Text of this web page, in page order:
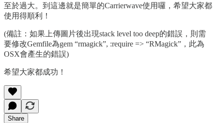
至於過大。到這邊就是簡單的Carrierwave使用囉，希望大家都
使用得順利！
(備註：如果上傳圖片後出現stack level too deep的錯誤，則需
要修改Gemfile為gem “rmagick”, :require => “RMagick”，此為
OSX會產生的錯誤)
希望大家都成功！
Share